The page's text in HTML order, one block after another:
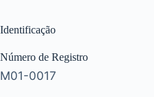
Identificação
Número de Registro
M01-0017